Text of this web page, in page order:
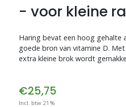
hypoallergeen hondenvoer
- voor kleine
Haring bevat een hoog gehalte
goede bron van vitamine D.
extra kleine brok wordt
€25,75
Incl. btw 21%